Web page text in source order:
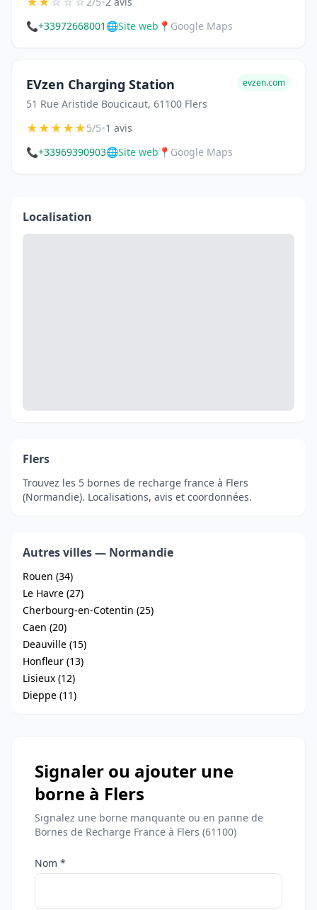
📞+33972668001 🌐Site web 📍 Google Maps
EVzen Charging Station
51 Rue Aristide Boucicaut, 61100 Flers
evzen.com
★★★★★5/5•1 avis
📞+33969390903🌐Site web 📍 Google Maps
Localisation
Flers
Trouvez les 5 bornes de recharge france à Flers
(Normandie). Localisations, avis et coordonnées.
Autres villes — Normandie
Rouen (34)
Le Havre (27)
Cherbourg-en-Cotentin (25)
Caen (20)
Deauville (15)
Honfleur (13)
Lisieux (12)
Dieppe (11)
Signaler ou ajouter une
borne à Flers
Signalez une borne manquante ou en panne de
Bornes de Recharge France à Flers (61100)
Nom *